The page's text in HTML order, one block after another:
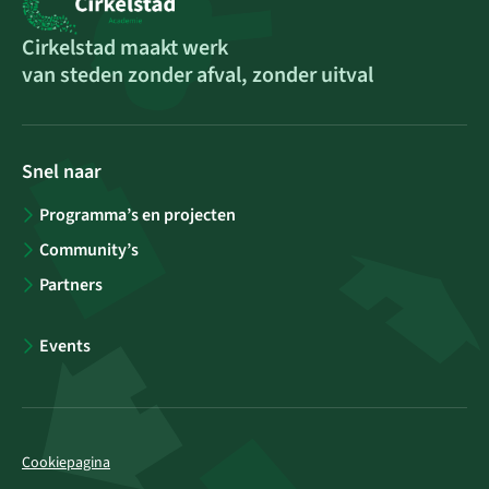
Cirkelstad maakt werk
van steden zonder afval, zonder uitval
Snel naar
Programma’s en projecten
Community’s
Partners
Events
Cookiepagina